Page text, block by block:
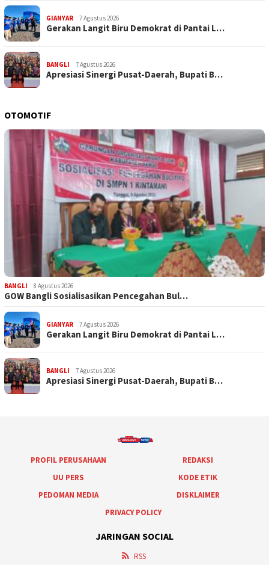
GIANYAR 7 Agustus 2026
Gerakan Langit Biru Demokrat di Pantai L…
BANGLI 7 Agustus 2026
Apresiasi Sinergi Pusat-Daerah, Bupati B…
OTOMOTIF
BANGLI 8 Agustus 2026
GOW Bangli Sosialisasikan Pencegahan Bul…
GIANYAR 7 Agustus 2026
Gerakan Langit Biru Demokrat di Pantai L…
BANGLI 7 Agustus 2026
Apresiasi Sinergi Pusat-Daerah, Bupati B…
PROFIL PERUSAHAAN
REDAKSI
UU PERS
KODE ETIK
PEDOMAN MEDIA
DISKLAIMER
PRIVACY POLICY
JARINGAN SOCIAL
RSS